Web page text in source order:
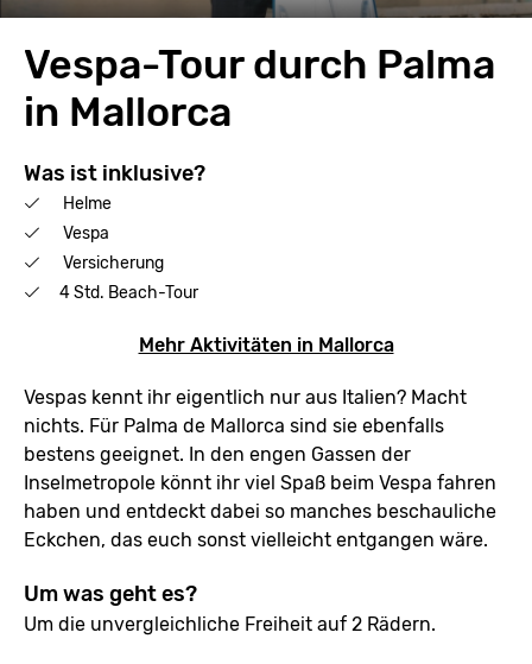
Vespa-Tour durch Palma
in Mallorca
Was ist inklusive?
Helme
Vespa
Versicherung
4 Std. Beach-Tour
Mehr Aktivitäten in Mallorca
Vespas kennt ihr eigentlich nur aus Italien? Macht
nichts. Für Palma de Mallorca sind sie ebenfalls
bestens geeignet. In den engen Gassen der
Inselmetropole könnt ihr viel Spaß beim Vespa fahren
haben und entdeckt dabei so manches beschauliche
Eckchen, das euch sonst vielleicht entgangen wäre.
Um was geht es?
Um die unvergleichliche Freiheit auf 2 Rädern.